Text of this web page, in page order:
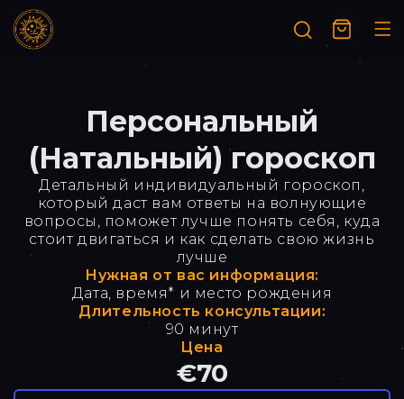
к
контенту
Корзина
Персональный
(Натальный) гороскоп
Детальный индивидуальный гороскоп,
который даст вам ответы на волнующие
вопросы, поможет лучше понять себя, куда
стоит двигаться и как сделать свою жизнь
лучше
Нужная от вас информация:
Дата, время* и место рождения
Длительность консультации:
90 минут
Цена
€70